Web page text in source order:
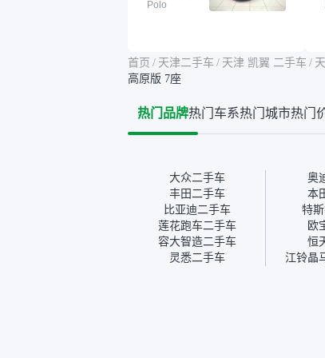
车这些问题。瓜子的检测报
况。我拿到你们的信息之
后，自己又在线上去做了一
台），同时也找了朋友帮忙
线下看车。结果跟你们的报
我第一天看车，第二天你们
就约我到店，我第三天去提
的车。去之前我提前跟交接
人员说好，到了之后要当着
我的面再做一次复检，你们
也安排了师傅，服务可以，
速度很快。体验下来自营车
Polo
首页 / 天津二手车 / 天津 凯翼 二手车 /
高原版 7座
热门品牌热门车系热门城市热门
大众二手车 奥
丰田二手车
本
比亚迪二手车
特
莲花跑车二手车
欧
容大智造二手车
恒
灵悉二手车
江铃晶